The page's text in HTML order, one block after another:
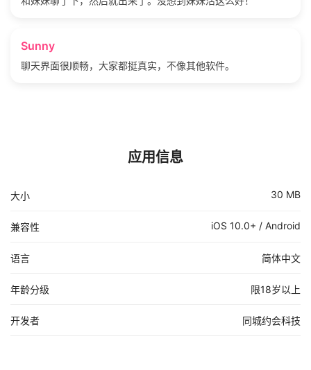
Sunny
聊天界面很顺畅，大家都挺真实，不像其他软件。
应用信息
大小 30 MB
兼容性 iOS 10.0+ / Android
语言 简体中文
年龄分级 限18岁以上
开发者 同城约会科技